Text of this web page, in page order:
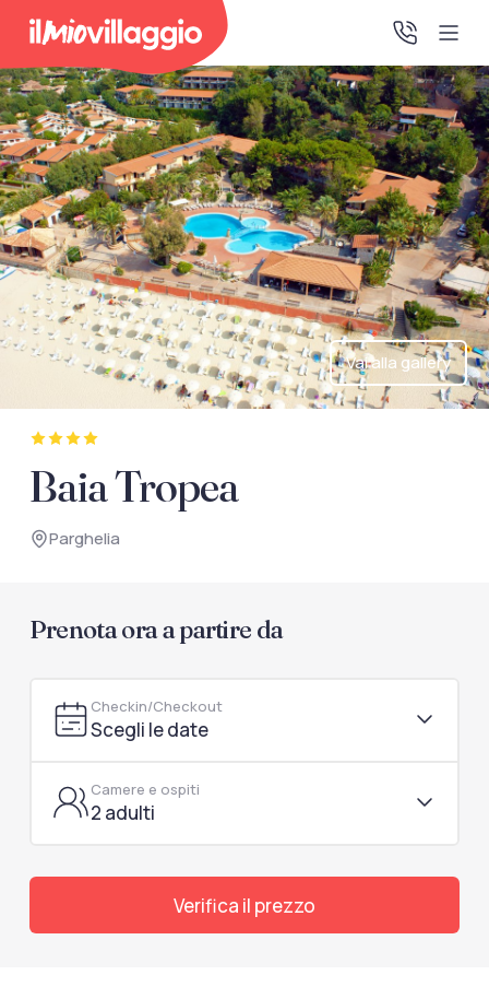
Home
Promo Speciali
Destinazioni
IMV Club
La tua area riservata
Accedi alla tua area riservata per vedere i tuoi preventivi
e le tue pratiche, gestire i pagamenti e scaricare i tuoi
documenti di viaggio.
Vai alla gallery
Baia Tropea
Parghelia
Prenota ora a partire da
Checkin/Checkout
Scegli le date
Camere e ospiti
2 adulti
Verifica il prezzo